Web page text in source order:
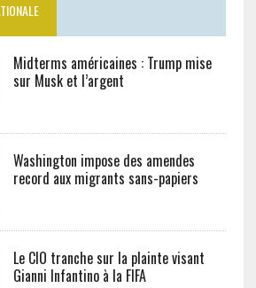
Midterms américaines : Trump mise
sur Musk et l’argent
Washington impose des amendes
record aux migrants sans-papiers
Le CIO tranche sur la plainte visant
Gianni Infantino à la FIFA